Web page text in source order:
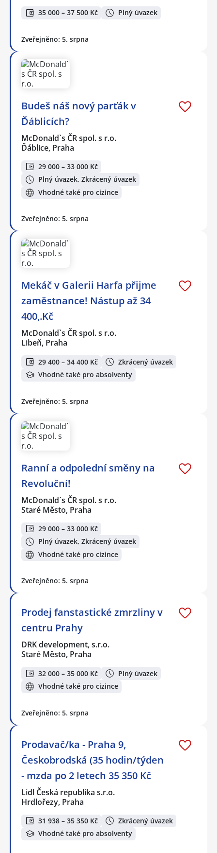
35 000 – 37 500 Kč Plný úvazek
Zveřejněno: 5. srpna
Budeš náš nový parťák v
Ďáblicích?
McDonald`s ČR spol. s r.o.
Ďáblice, Praha
29 000 – 33 000 Kč
Plný úvazek, Zkrácený úvazek
Vhodné také pro cizince
Zveřejněno: 5. srpna
Mekáč v Galerii Harfa přijme
zaměstnance! Nástup až 34
400,.Kč
McDonald`s ČR spol. s r.o.
Libeň, Praha
29 400 – 34 400 Kč
Zkrácený úvazek
Vhodné také pro absolventy
Zveřejněno: 5. srpna
Ranní a odpolední směny na
Revoluční!
McDonald`s ČR spol. s r.o.
Staré Město, Praha
29 000 – 33 000 Kč
Plný úvazek, Zkrácený úvazek
Vhodné také pro cizince
Zveřejněno: 5. srpna
Prodej fanstastické zmrzliny v
centru Prahy
DRK development, s.r.o.
Staré Město, Praha
32 000 – 35 000 Kč
Plný úvazek
Vhodné také pro cizince
Zveřejněno: 5. srpna
Prodavač/ka - Praha 9,
Českobrodská (35 hodin/týden
- mzda po 2 letech 35 350 Kč
Lidl Česká republika s.r.o.
Hrdlořezy, Praha
31 938 – 35 350 Kč
Zkrácený úvazek
Vhodné také pro absolventy